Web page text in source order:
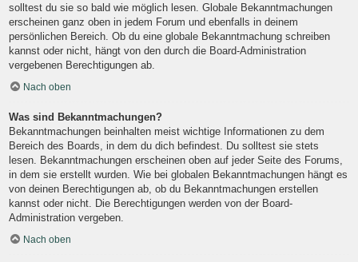
solltest du sie so bald wie möglich lesen. Globale Bekanntmachungen
erscheinen ganz oben in jedem Forum und ebenfalls in deinem
persönlichen Bereich. Ob du eine globale Bekanntmachung schreiben
kannst oder nicht, hängt von den durch die Board-Administration
vergebenen Berechtigungen ab.
Nach oben
Was sind Bekanntmachungen?
Bekanntmachungen beinhalten meist wichtige Informationen zu dem
Bereich des Boards, in dem du dich befindest. Du solltest sie stets
lesen. Bekanntmachungen erscheinen oben auf jeder Seite des Forums,
in dem sie erstellt wurden. Wie bei globalen Bekanntmachungen hängt es
von deinen Berechtigungen ab, ob du Bekanntmachungen erstellen
kannst oder nicht. Die Berechtigungen werden von der Board-
Administration vergeben.
Nach oben